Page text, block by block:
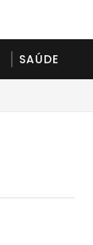
SAÚDE